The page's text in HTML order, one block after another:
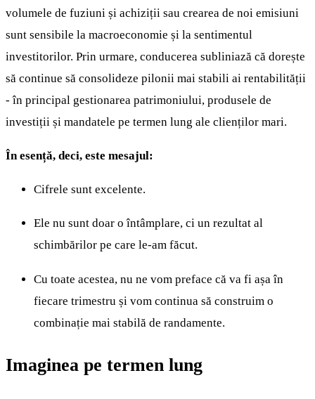
volumele de fuziuni și achiziții sau crearea de noi emisiuni
sunt sensibile la macroeconomie și la sentimentul
investitorilor. Prin urmare, conducerea subliniază că dorește
să continue să consolideze pilonii mai stabili ai rentabilității
- în principal gestionarea patrimoniului, produsele de
investiții și mandatele pe termen lung ale clienților mari.
În esență, deci, este mesajul:
Cifrele sunt excelente.
Ele nu sunt doar o întâmplare, ci un rezultat al
schimbărilor pe care le-am făcut.
Cu toate acestea, nu ne vom preface că va fi așa în
fiecare trimestru și vom continua să construim o
combinație mai stabilă de randamente.
Imaginea pe termen lung